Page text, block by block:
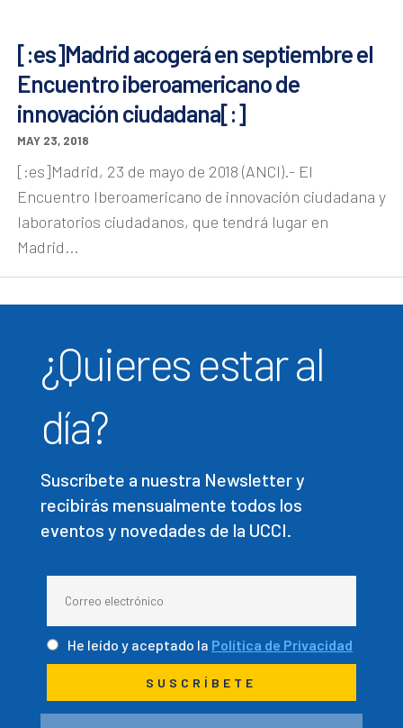
[:es]Madrid acogerá en septiembre el
Encuentro iberoamericano de
innovación ciudadana[:]
MAY 23, 2018
[:es]Madrid, 23 de mayo de 2018 (ANCI).- El
Encuentro Iberoamericano de innovación ciudadana y
laboratorios ciudadanos, que tendrá lugar en
Madrid...
¿Quieres estar al
día?
Suscríbete a nuestra Newsletter y
recibirás mensualmente todos los
eventos y novedades de la UCCI.
He leído y aceptado la Política de Privacidad